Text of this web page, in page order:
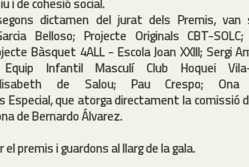
dictamen del jurat dels Premis,
Belloso; Projecte Originals CBT-
Bàsquet 4ALL - Escola Joan XXIII; Sergi
Equip Infantil Masculí Club Hoquei
de Salou; Pau Crespo;
Especial, que atorga directament la comissió
de Bernardo Álvarez.
premis i guardons al llarg de la gala.